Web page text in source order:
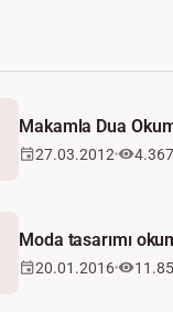
Makamla Dua
27.03.2012 4.367
Moda tasarımı
20.01.2016